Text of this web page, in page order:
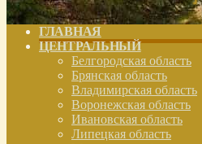
ГЛАВНАЯ
ЦЕНТРАЛЬНЫЙ
Белгородская область
Брянская область
Владимирская область
Воронежская область
Ивановская область
Липецкая область